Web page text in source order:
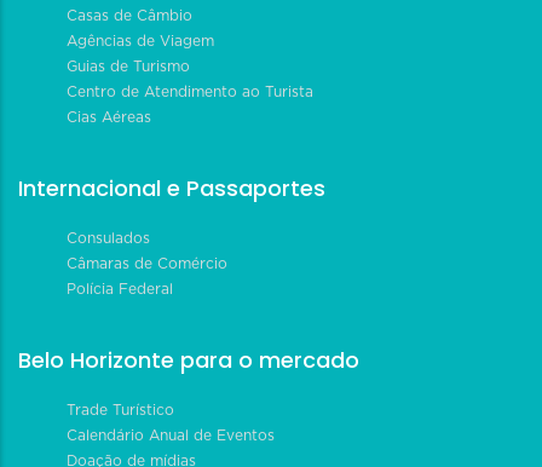
Casas de Câmbio
Agências de Viagem
Guias de Turismo
Centro de Atendimento ao Turista
Cias Aéreas
Internacional e Passaportes
Consulados
Câmaras de Comércio
Polícia Federal
Belo Horizonte para o mercado
Trade Turístico
Calendário Anual de Eventos
Doação de mídias